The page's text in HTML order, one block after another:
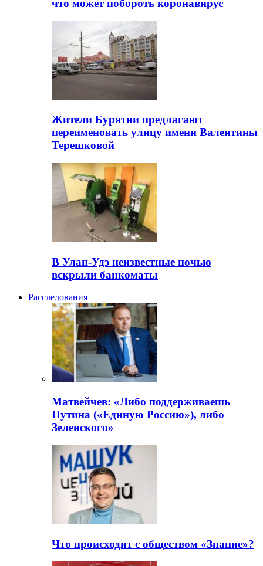
что может побороть коронавирус
Жители Бурятии предлагают
переименовать улицу имени Валентины
Терешковой
В Улан-Удэ неизвестные ночью
вскрыли банкоматы
Расследования
Матвейчев: «Либо поддерживаешь
Путина («Единую Россию»), либо
Зеленского»
Что происходит с обществом «Знание»?